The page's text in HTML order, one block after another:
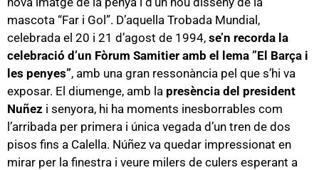
mascota “Far i Gol”. D’aquella Trobada Mundial,
celebrada el 20 i 21 d’agost de 1994, se’n recorda la
celebració d’un Fòrum Samitier amb el lema ”El Barça i
les penyes”, amb una gran ressonància pel que s’hi va
exposar. El diumenge, amb la presència del president
Nuñez i senyora, hi ha moments inesborrables com
l’arribada per primera i única vegada d’un tren de dos
pisos fins a Calella. Núñez va quedar impressionat en
mirar per la finestra i veure milers de culers esperant a